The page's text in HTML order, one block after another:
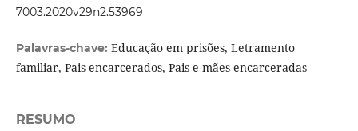
7003.2020v29n2.53969
Palavras-chave: Educação em prisões, Letramento
familiar, Pais encarcerados, Pais e mães encarceradas
RESUMO